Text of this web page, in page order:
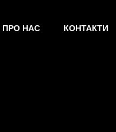
ПРО НАС КОНТАКТИ